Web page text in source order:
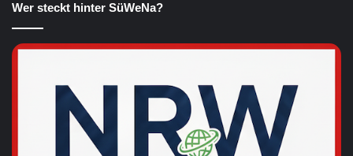
Wer steckt hinter SüWeNa?